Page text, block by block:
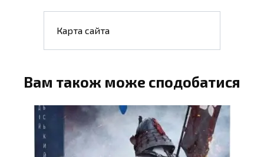
Карта сайта
Вам також може сподобатися